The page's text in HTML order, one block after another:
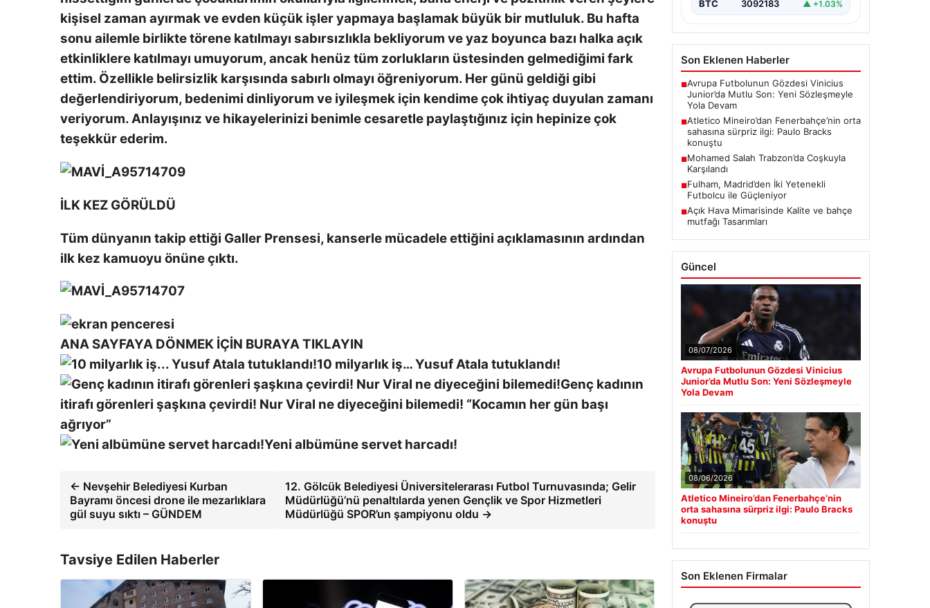
kişisel zaman ayırmak ve evden küçük işler yapmaya başlamak büyük bir mutluluk. Bu hafta
sonu ailemle birlikte törene katılmayı sabırsızlıkla bekliyorum ve yaz boyunca bazı halka açık
etkinliklere katılmayı umuyorum, ancak henüz tüm zorlukların üstesinden gelmediğimi fark
ettim. Özellikle belirsizlik karşısında sabırlı olmayı öğreniyorum. Her günü geldiği gibi
değerlendiriyorum, bedenimi dinliyorum ve iyileşmek için kendime çok ihtiyaç duyulan zamanı
veriyorum. Anlayışınız ve hikayelerinizi benimle cesaretle paylaştığınız için hepinize çok
teşekkür ederim.
İLK KEZ GÖRÜLDÜ
Tüm dünyanın takip ettiği Galler Prensesi, kanserle mücadele ettiğini açıklamasının ardından
ilk kez kamuoyu önüne çıktı.
ANA SAYFAYA DÖNMEK İÇİN BURAYA TIKLAYIN
10 milyarlık iş… Yusuf Atala tutuklandı!
Genç kadının
itirafı görenleri şaşkına çevirdi! Nur Viral ne diyeceğini bilemedi! “Kocamın her gün başı
ağrıyor”
Yeni albümüne servet harcadı!
← Nevşehir Belediyesi Kurban
Bayramı öncesi drone ile mezarlıklara
gül suyu sıktı – GÜNDEM
12. Gölcük Belediyesi Üniversitelerarası Futbol Turnuvasında; Gelir
Müdürlüğü’nü penaltılarda yenen Gençlik ve Spor Hizmetleri
Müdürlüğü SPOR’un şampiyonu oldu →
Tavsiye Edilen Haberler
BTC 3092183 ▲ +1.03%
Son Eklenen Haberler
■Avrupa Futbolunun Gözdesi Vinicius
Junior’da Mutlu Son: Yeni Sözleşmeyle
Yola Devam
■Atletico Mineiro’dan Fenerbahçe’nin orta
sahasına sürpriz ilgi: Paulo Bracks
konuştu
■Mohamed Salah Trabzon’da Coşkuyla
Karşılandı
■Fulham, Madrid’den İki Yetenekli
Futbolcu ile Güçleniyor
■Açık Hava Mimarisinde Kalite ve bahçe
mutfağı Tasarımları
Güncel
08/07/2026
Avrupa Futbolunun Gözdesi Vinicius
Junior’da Mutlu Son: Yeni Sözleşmeyle
Yola Devam
08/06/2026
Atletico Mineiro’dan Fenerbahçe’nin
orta sahasına sürpriz ilgi: Paulo Bracks
konuştu
Son Eklenen Firmalar